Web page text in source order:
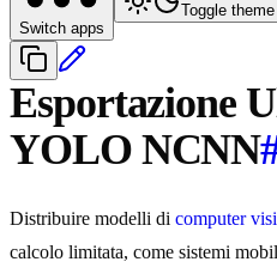
Switch apps
Toggle theme
Esportazione
YOLO NCNN
Distribuire modelli di computer
calcolo limitata, come sistemi